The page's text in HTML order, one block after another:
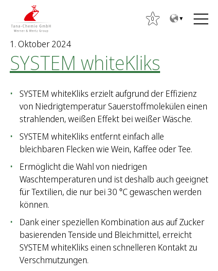
0
c
h
1. Oktober 2024
SYSTEM whiteKliks
SYSTEM whiteKliks erzielt aufgrund der Effizienz
von Niedrigtemperatur Sauerstoffmolekülen einen
strahlenden, weißen Effekt bei weißer Wäsche.
SYSTEM whiteKliks entfernt einfach alle
bleichbaren Flecken wie Wein, Kaffee oder Tee.
Ermöglicht die Wahl von niedrigen
Waschtemperaturen und ist deshalb auch geeignet
für Textilien, die nur bei 30 °C gewaschen werden
können.
Dank einer speziellen Kombination aus auf Zucker
basierenden Tenside und Bleichmittel, erreicht
SYSTEM whiteKliks einen schnelleren Kontakt zu
Verschmutzungen.